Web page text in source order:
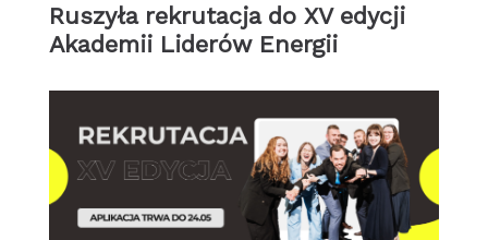
Ruszyła rekrutacja do XV edycji
Akademii Liderów Energii